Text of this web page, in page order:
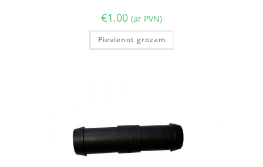
€1.00 (ar PVN)
Pievienot grozam